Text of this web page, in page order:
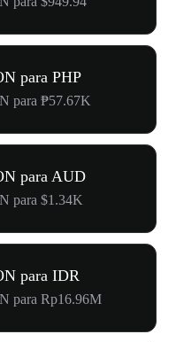
para PHP
para ₱57.67K
para AUD
para $1.34K
para IDR
para Rp16.96M